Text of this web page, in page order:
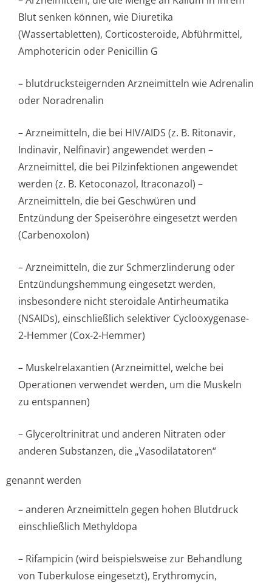
Blut senken können, wie Diuretika
(Wassertabletten), Corticosteroide, Abführmittel,
Amphotericin oder Penicillin G
– blutdruckstei­gernden Arzneimitteln wie Adrenalin
oder Noradrenalin
– Arzneimitteln, die bei HIV/AIDS (z. B. Ritonavir,
Indinavir, Nelfinavir) angewendet werden –
Arzneimittel, die bei Pilzinfektionen angewendet
werden (z. B. Ketoconazol, Itraconazol) –
Arzneimitteln, die bei Geschwüren und
Entzündung der Speiseröhre eingesetzt werden
(Carbenoxolon)
– Arzneimitteln, die zur Schmerzlinderung oder
Entzündungshemmung eingesetzt werden,
insbesondere nicht steroidale Antirheumatika
(NSAIDs), einschließlich selektiver Cyclooxygenase-
2-Hemmer (Cox-2-Hemmer)
– Muskelrelaxantien (Arzneimittel, welche bei
Operationen verwendet werden, um die Muskeln
zu entspannen)
– Glyceroltrinitrat und anderen Nitraten oder
anderen Substanzen, die „Vasodilatatoren“
genannt werden
– anderen Arzneimitteln gegen hohen Blutdruck
einschließlich Methyldopa
– Rifampicin (wird beispielsweise zur Behandlung
von Tuberkulose eingesetzt), Erythromycin,